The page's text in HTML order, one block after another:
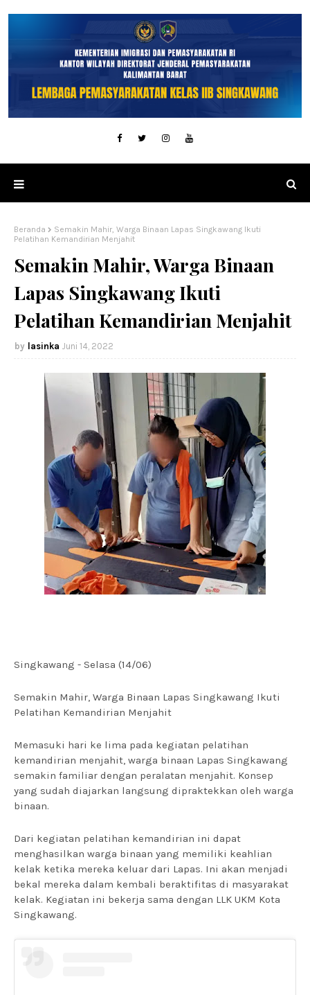
Beranda
Semakin Mahir, Warga Binaan Lapas Singkawang Ikuti
Pelatihan Kemandirian Menjahit
Semakin Mahir, Warga Binaan
Lapas Singkawang Ikuti
Pelatihan Kemandirian Menjahit
lasinka Juni 14, 2022
Singkawang - Selasa (14/06)
Semakin Mahir, Warga Binaan Lapas Singkawang Ikuti
Pelatihan Kemandirian Menjahit
Memasuki hari ke lima pada kegiatan pelatihan
kemandirian menjahit, warga binaan Lapas Singkawang
semakin familiar dengan peralatan menjahit. Konsep
yang sudah diajarkan langsung dipraktekkan oleh warga
binaan.
Dari kegiatan pelatihan kemandirian ini dapat
menghasilkan warga binaan yang memiliki keahlian
kelak ketika mereka keluar dari Lapas. Ini akan menjadi
bekal mereka dalam kembali beraktifitas di masyarakat
kelak. Kegiatan ini bekerja sama dengan LLK UKM Kota
Singkawang.